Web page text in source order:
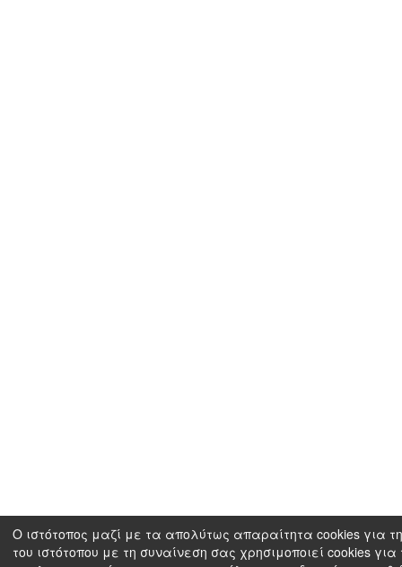
Ο ιστότοπος μαζί με τα απολύτως απαραίτητα cookies για
του ιστότοπου με τη συναίνεση σας χρησιμοποιεί cookies